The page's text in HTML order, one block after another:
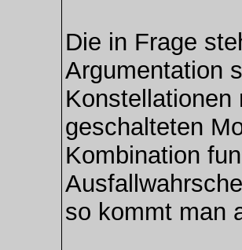
Die in Frage
Argumentation
Konstellationen
geschalteten
Kombination
so kommt man